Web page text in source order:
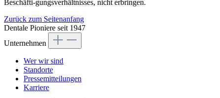
Beschäfti-gungsverhältnisses, nicht erbringen.
Zurück zum Seitenanfang
Dentale Pioniere seit 1947
Unternehmen
Wer wir sind
Standorte
Pressemitteilungen
Karriere